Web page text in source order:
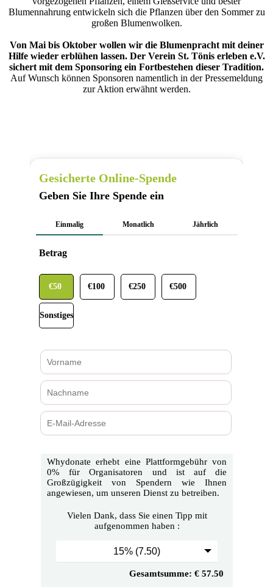
Blumennahrung entwickeln sich die Pflanzen über den Sommer zu
großen Blumenwolken.
Von Mai bis Oktober wollen wir die Blumenpracht mit deiner
Hilfe wieder erblühen lassen. Der Verein St. Tönis erleben e.V.
sichert mit dem Sponsoring ein Fortbestehen dieser Tradition.
Auf Wunsch können Sponsoren namentlich in der Pressemeldung
zur Aktion erwähnt werden.